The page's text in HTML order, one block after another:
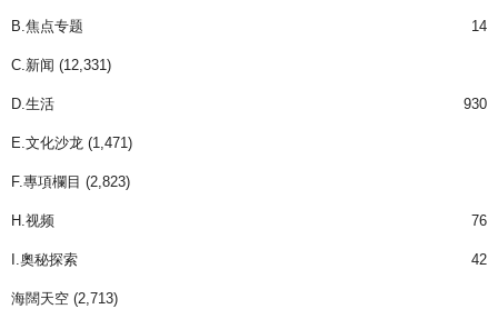
B.焦点专题 14
C.新闻 (12,331)
D.生活 930
E.文化沙龙 (1,471)
F.專項欄目 (2,823)
H.视频 76
I.奧秘探索 42
海闊天空 (2,713)